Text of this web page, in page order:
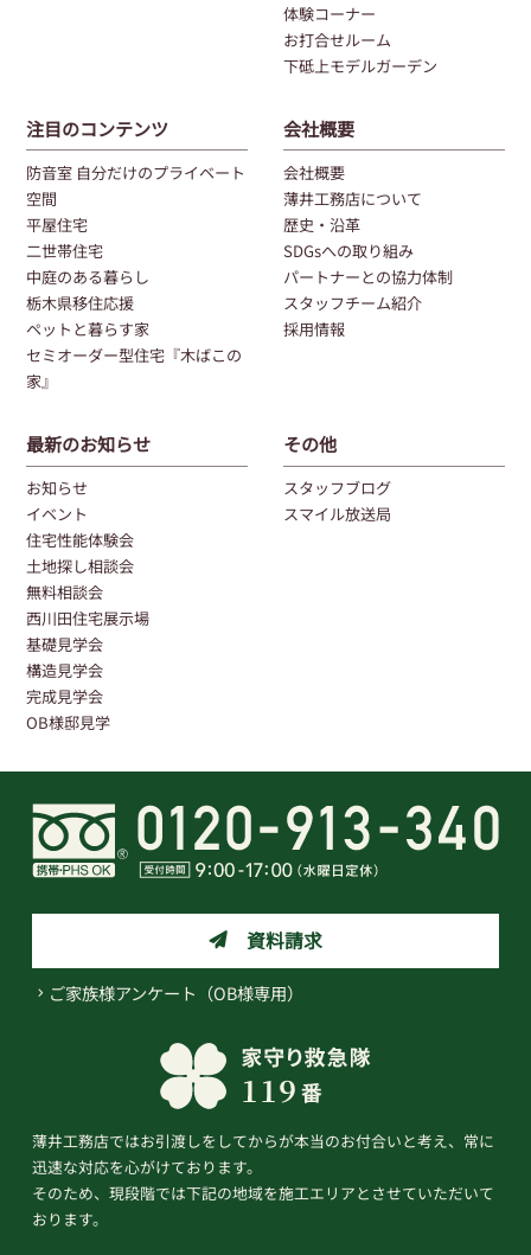
体験コーナー
お打合せルーム
下砥上モデルガーデン
注目のコンテンツ
防音室 自分だけのプライベート
空間
平屋住宅
二世帯住宅
中庭のある暮らし
栃木県移住応援
ペットと暮らす家
セミオーダー型住宅『木ばこの
家』
会社概要
会社概要
薄井工務店について
歴史・沿革
SDGsへの取り組み
パートナーとの協力体制
スタッフチーム紹介
採用情報
最新のお知らせ
お知らせ
イベント
住宅性能体験会
土地探し相談会
無料相談会
西川田住宅展示場
基礎見学会
構造見学会
完成見学会
OB様邸見学
その他
スタッフブログ
スマイル放送局
資料請求
ご家族様アンケート（OB様専用）
薄井工務店ではお引渡しをしてからが本当のお付合いと考え、常に
迅速な対応を心がけております。
そのため、現段階では下記の地域を施工エリアとさせていただいて
おります。